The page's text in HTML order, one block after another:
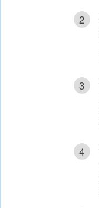
2
3
4